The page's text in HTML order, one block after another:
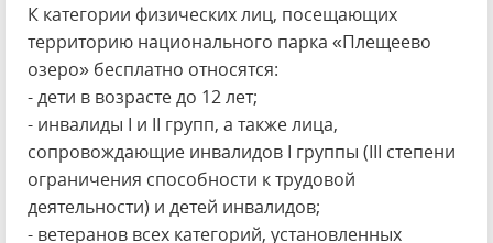
К категории физических лиц, посещающих
территорию национального парка «Плещеево
озеро» бесплатно относятся:
- дети в возрасте до 12 лет;
- инвалиды I и II групп, а также лица,
сопровождающие инвалидов I группы (III степени
ограничения способности к трудовой
деятельности) и детей инвалидов;
- ветеранов всех категорий, установленных